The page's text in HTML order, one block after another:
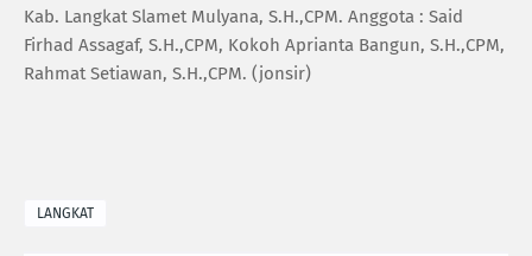
Kab. Langkat Slamet Mulyana, S.H.,CPM. Anggota : Said
Firhad Assagaf, S.H.,CPM, Kokoh Aprianta Bangun, S.H.,CPM,
Rahmat Setiawan, S.H.,CPM. (jonsir)
LANGKAT